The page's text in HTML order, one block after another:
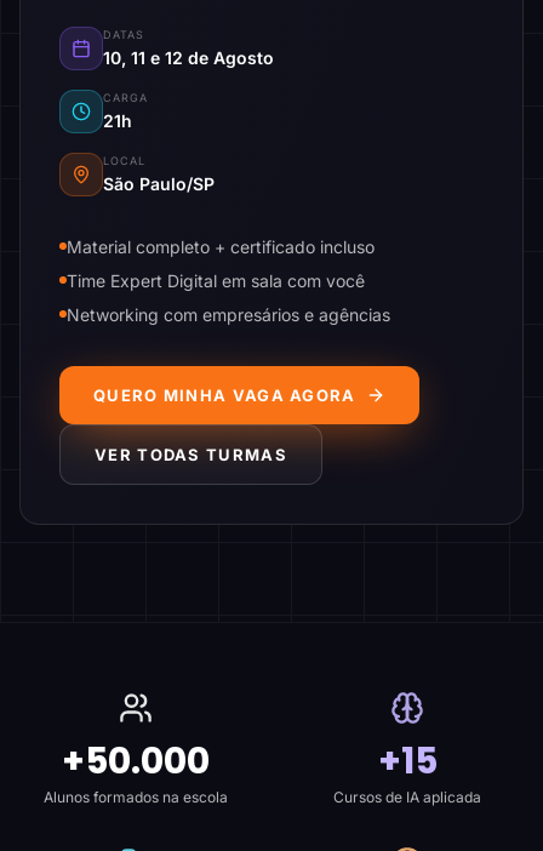
DATAS
10, 11 e 12 de Agosto
CARGA
21h
LOCAL
São Paulo/SP
Material completo + certificado incluso
Time Expert Digital em sala com você
Networking com empresários e agências
QUERO MINHA VAGA AGORA
VER TODAS TURMAS
+50.000
Alunos formados na escola
+15
Cursos de IA aplicada